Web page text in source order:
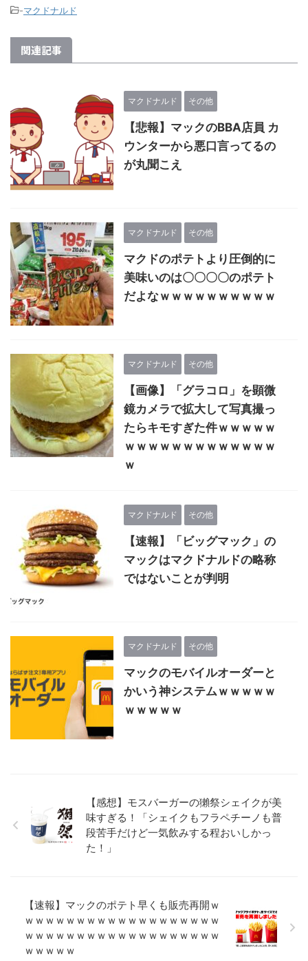
-マクドナルド
関連記事
マクドナルド その他
【悲報】マックのBBA店員 カ
ウンターから悪口言ってるの
が丸聞こえ
マクドナルド その他
マクドのポテトより圧倒的に
美味いのは〇〇〇〇のポテト
だよなｗｗｗｗｗｗｗｗｗｗ
マクドナルド その他
【画像】「グラコロ」を顕微
鏡カメラで拡大して写真撮っ
たらキモすぎた件ｗｗｗｗｗ
ｗｗｗｗｗｗｗｗｗｗｗｗｗ
ｗ
マクドナルド その他
【速報】「ビッグマック」の
マックはマクドナルドの略称
ではないことが判明
マクドナルド その他
マックのモバイルオーダーと
かいう神システムｗｗｗｗｗ
ｗｗｗｗｗ
【感想】モスバーガーの獺祭シェイクが美
味すぎる！「シェイクもフラペチーノも普
段苦手だけど一気飲みする程おいしかっ
た！」
【速報】マックのポテト早くも販売再開ｗ
ｗｗｗｗｗｗｗｗｗｗｗｗｗｗｗｗｗｗｗ
ｗｗｗｗｗｗｗｗｗｗｗｗｗｗｗｗｗｗｗ
ｗｗｗｗｗ